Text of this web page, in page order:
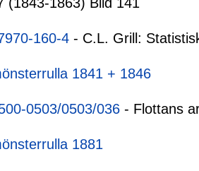
160-4 - C.L. Grill:
1841 + 1846
0503/0503/036 - Flottans
1881